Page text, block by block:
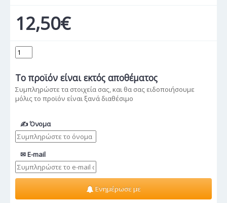
12,50€
Το προϊόν είναι εκτός αποθέματος
Συμπληρώστε τα στοιχεία σας, και θα σας ειδοποιήσουμε
μόλις το προϊόν είναι ξανά διαθέσιμο
✍ Όνομα
✉ E-mail
Ενημέρωσε με